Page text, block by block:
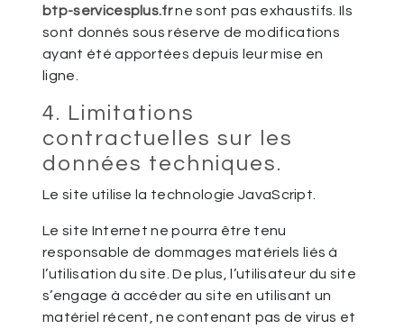
btp-servicesplus.frne sont pas exhaustifs. Ils
sont donnés sous réserve de modifications
ayant été apportées depuis leur mise en
ligne.
4. Limitations
contractuelles sur les
données techniques.
Le site utilise la technologie JavaScript.
Le site Internet ne pourra être tenu
responsable de dommages matériels liés à
l’utilisation du site. De plus, l’utilisateur du site
s’engage à accéder au site en utilisant un
matériel récent, ne contenant pas de virus et